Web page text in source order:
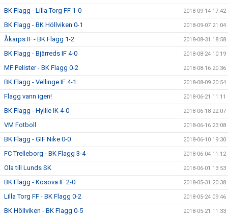
BK Flagg - Lilla Torg FF 1-0 2018-09-14 17:42
BK Flagg - BK Höllviken 0-1 2018-09-07 21:04
Åkarps IF - BK Flagg 1-2 2018-08-31 18:58
BK Flagg - Bjärreds IF 4-0 2018-08-24 10:19
MF Pelister - BK Flagg 0-2 2018-08-16 20:36
BK Flagg - Vellinge IF 4-1 2018-08-09 20:54
Flagg vann igen! 2018-06-21 11:11
BK Flagg - Hyllie IK 4-0 2018-06-18 22:07
VM Fotboll 2018-06-16 23:08
BK Flagg - GIF Nike 0-0 2018-06-10 19:30
FC Trelleborg - BK Flagg 3-4 2018-06-04 11:12
Ola till Lunds SK 2018-06-01 13:53
BK Flagg - Kosova IF 2-0 2018-05-31 20:38
Lilla Torg FF - BK Flagg 0-2 2018-05-24 09:46
BK Höllviken - BK Flagg 0-5 2018-05-21 11:33